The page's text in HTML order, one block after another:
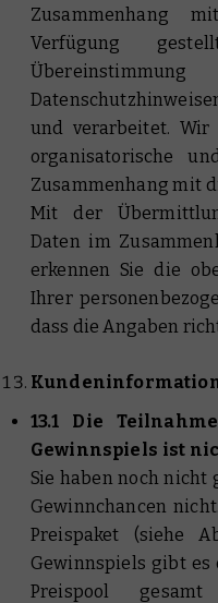
Zusammenhang
Verfügung
und verarbeitet. Wir
organisatorische
Zusammenhang mit
Mit der
Daten im
erkennen Sie die
Ihrer
dass die Angaben
13.1 Die
Gewinnspiels ist
Sie haben noch nicht
Gewinnchancen
Preispaket (siehe
Gewinnspiels gibt es
Preispool